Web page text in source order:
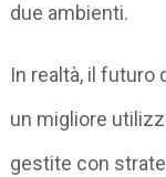
due ambienti.
In realtà, il futuro
un migliore
gestite con